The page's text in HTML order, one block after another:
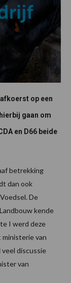
op een
gaan om
en D66 beide
betrekking
dan ook
De
kende
I werd deze
van
discussie
van